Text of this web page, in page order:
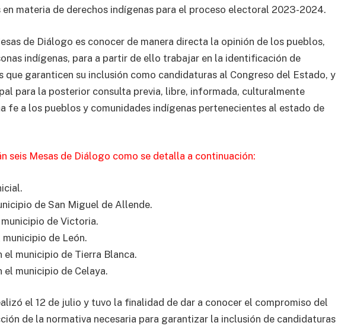
materia de derechos indígenas para el proceso electoral 2023-2024.
de Diálogo es conocer de manera directa la opinión de los pueblos,
indígenas, para a partir de ello trabajar en la identificación de
que garanticen su inclusión como candidaturas al Congreso del Estado, y
para la posterior consulta previa, libre, informada, culturalmente
fe a los pueblos y comunidades indígenas pertenecientes al estado de
seis Mesas de Diálogo como se detalla a continuación:
de San Miguel de Allende.
de Victoria.
de León.
el municipio de Tierra Blanca.
el municipio de Celaya.
el 12 de julio y tuvo la finalidad de dar a conocer el compromiso del
de la normativa necesaria para garantizar la inclusión de candidaturas